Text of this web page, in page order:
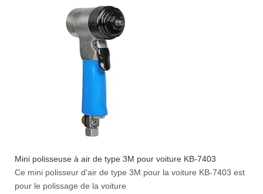
Mini polisseuse à air de type 3M pour voiture KB-7403
Ce mini polisseur d'air de type 3M pour la voiture KB-7403 est
pour le polissage de la voiture